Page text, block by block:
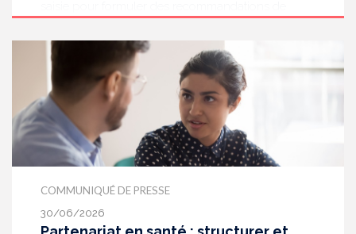
bonnes pratiques pour améliorer le diagnostic et
acouphènes chroniques invalidants . Elle publie
aujourd’hui ses travaux, destinés aux
professionnels de santé [1] impliqués dans le suivi
de ces patients.
COMMUNIQUÉ DE PRESSE
30/06/2026